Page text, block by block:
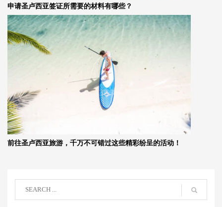
申请圣卢西亚签证所需要的材料有哪些？
前往圣卢西亚旅游，千万不可错过这些精彩纷呈的活动！